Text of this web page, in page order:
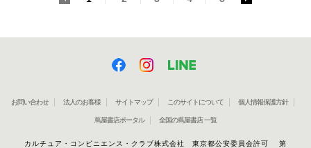
お問い合わせ 法人のお客様 サイトマップ このサイトについて 個人情報保護方針
蔦屋書店ポータル 全国の蔦屋書店 一覧
カルチュア・コンビニエンス・クラブ株式会社 東京都公安委員会許可 第